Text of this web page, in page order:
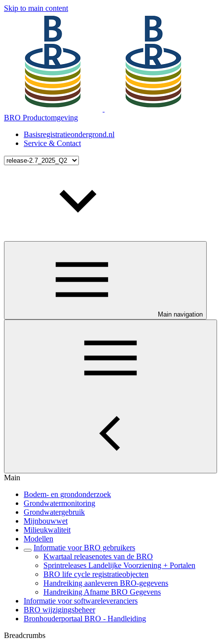
Skip to main content
BRO Productomgeving
Basisregistratieondergrond.nl
Service & Contact
Main navigation
Main
Bodem- en grondonderzoek
Grondwatermonitoring
Grondwatergebruik
Mijnbouwwet
Milieukwaliteit
Modellen
Informatie voor BRO gebruikers
Kwartaal releasenotes van de BRO
Sprintreleases Landelijke Voorziening + Portalen
BRO life cycle registratieobjecten
Handreiking aanleveren BRO-gegevens
Handreiking Afname BRO Gegevens
Informatie voor softwareleveranciers
BRO wijzigingsbeheer
Bronhouderportaal BRO - Handleiding
Breadcrumbs